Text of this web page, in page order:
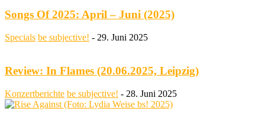
Songs Of 2025: April – Juni (2025)
Specials be subjective! - 29. Juni 2025
Review: In Flames (20.06.2025, Leipzig)
Konzertberichte be subjective! - 28. Juni 2025